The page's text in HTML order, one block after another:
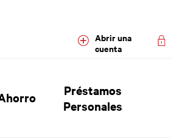
Abrir una
cuenta
Menu
Préstamos
Personales